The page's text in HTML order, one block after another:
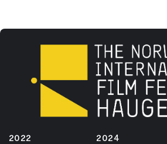
2022
2024